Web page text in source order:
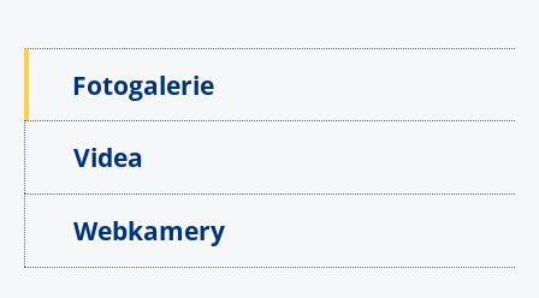
Fotogalerie
Videa
Webkamery